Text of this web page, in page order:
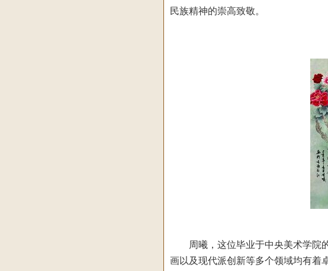
民族精神的崇高致敬。
周曦，这位毕业于中央美术学院的
画以及现代派创新等多个领域均有着